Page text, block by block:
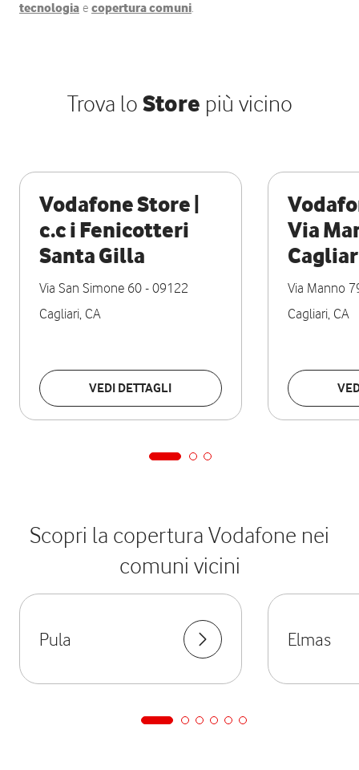
tecnologia e copertura comuni.
Trova lo Store più vicino
Vodafone Store |
c.c i Fenicotteri
Santa Gilla
Via San Simone 60 - 09122
Cagliari, CA
VEDI DETTAGLI
Via
Via Manno
Cagliari, CA
Scopri la copertura Vodafone nei
comuni vicini
Pula Elmas